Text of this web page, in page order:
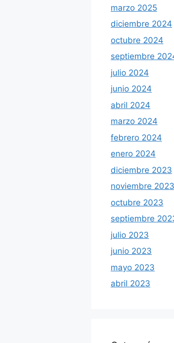
marzo 2025
diciembre 2024
octubre 2024
septiembre
julio 2024
junio 2024
abril 2024
marzo 2024
febrero 2024
enero 2024
diciembre 2023
noviembre 2023
octubre 2023
septiembre
julio 2023
junio 2023
mayo 2023
abril 2023